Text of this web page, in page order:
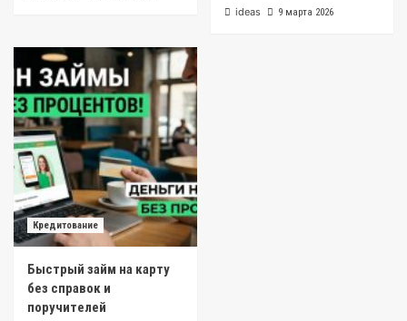
ideas 9 марта 2026
Кредитование
Быстрый займ на карту
без справок и
поручителей